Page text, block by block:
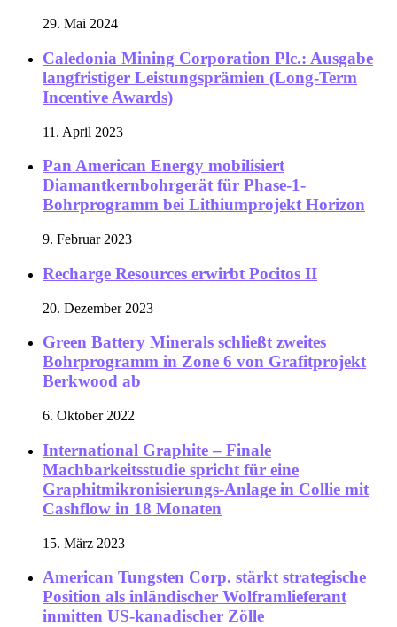
29. Mai 2024
Caledonia Mining Corporation Plc.: Ausgabe
langfristiger Leistungsprämien (Long-Term
Incentive Awards)
11. April 2023
Pan American Energy mobilisiert
Diamantkernbohrgerät für Phase-1-
Bohrprogramm bei Lithiumprojekt Horizon
9. Februar 2023
Recharge Resources erwirbt Pocitos II
20. Dezember 2023
Green Battery Minerals schließt zweites
Bohrprogramm in Zone 6 von Grafitprojekt
Berkwood ab
6. Oktober 2022
International Graphite – Finale
Machbarkeitsstudie spricht für eine
Graphitmikronisierungs-Anlage in Collie mit
Cashflow in 18 Monaten
15. März 2023
American Tungsten Corp. stärkt strategische
Position als inländischer Wolframlieferant
inmitten US-kanadischer Zölle